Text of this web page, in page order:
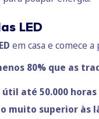
LED
em casa e comece a
80% que as
até 50.000 horas
muito superior às